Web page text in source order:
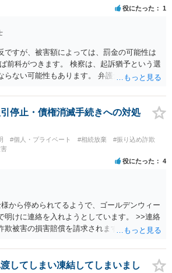
役にたった 1
ですが、被害額によっては、罰金の可能性は
前科がつきます。 検察は、起訴猶予という選
らない可能性もあります。 弁護士に相談する
停止・債権消滅手続きへの対処
#個人・プライベート #相続放棄
#振り込め詐欺
役にたった 4
から停められてるようで、ゴールデンウィー
明けに連絡を入れようとしています。 >>連絡
欺被害の損害賠償を請求されますのでご留意
してしまい凍結してしまいまし